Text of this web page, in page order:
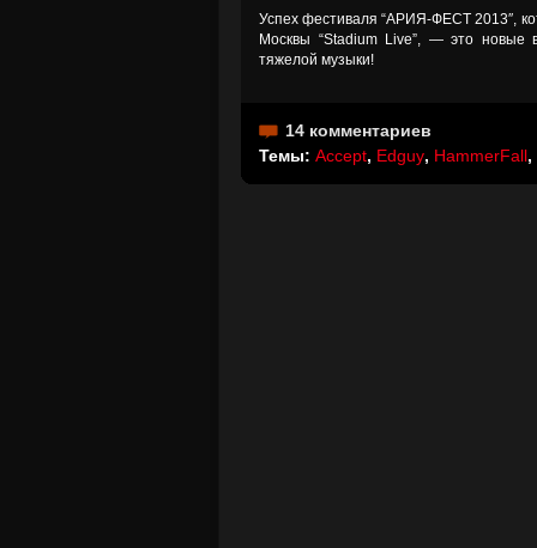
Успех фестиваля “АРИЯ-ФЕСТ 2013″,
Москвы “Stadium Live”, — это новые
тяжелой музыки!
14 комментариев
Темы: Accept, Edguy, HammerFall,